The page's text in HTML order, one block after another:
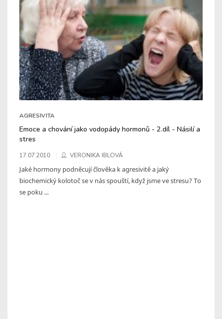
AGRESIVITA
Emoce a chování jako vodopády hormonů - 2.díl - Násilí a
stres
17.07.2010 VERONIKA IBLOVÁ
Jaké hormony podněcují člověka k agresivitě a jaký
biochemický kolotoč se v nás spouští, když jsme ve stresu? To
se poku ...